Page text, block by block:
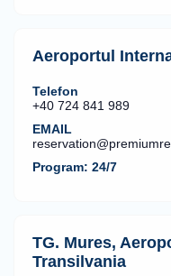
Aeroportul
Telefon
+40 724 841 989
EMAIL
Program: 24/7
TG. Mures,
Transilvania